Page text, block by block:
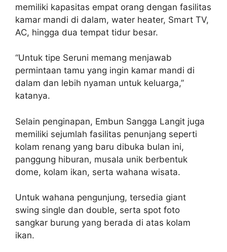
memiliki kapasitas empat orang dengan fasilitas
kamar mandi di dalam, water heater, Smart TV,
AC, hingga dua tempat tidur besar.
“Untuk tipe Seruni memang menjawab
permintaan tamu yang ingin kamar mandi di
dalam dan lebih nyaman untuk keluarga,”
katanya.
Selain penginapan, Embun Sangga Langit juga
memiliki sejumlah fasilitas penunjang seperti
kolam renang yang baru dibuka bulan ini,
panggung hiburan, musala unik berbentuk
dome, kolam ikan, serta wahana wisata.
Untuk wahana pengunjung, tersedia giant
swing single dan double, serta spot foto
sangkar burung yang berada di atas kolam
ikan.